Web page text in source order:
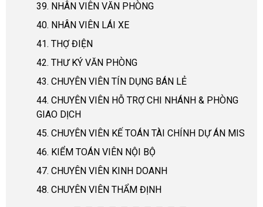
39. NHÂN VIÊN VĂN PHÒNG
40. NHÂN VIÊN LÁI XE
41. THỢ ĐIỆN
42. THƯ KÝ VĂN PHÒNG
43. CHUYÊN VIÊN TÍN DỤNG BÁN LẺ
44. CHUYÊN VIÊN HỖ TRỢ CHI NHÁNH & PHÒNG
GIAO DỊCH
45. CHUYÊN VIÊN KẾ TOÁN TÀI CHÍNH DỰ ÁN MIS
46. KIỂM TOÁN VIÊN NỘI BỘ
47. CHUYÊN VIÊN KINH DOANH
48. CHUYÊN VIÊN THẨM ĐỊNH